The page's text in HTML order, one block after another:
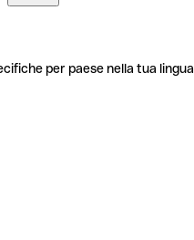
per paese nella tua lingua